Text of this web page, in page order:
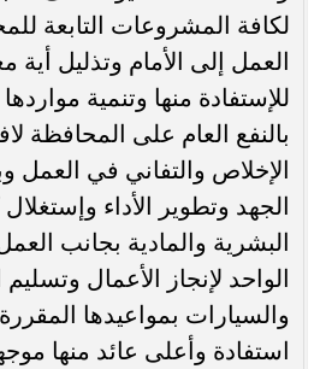
لكافة المشروعات التابعة
العمل إلى الأمام وتذليل أية
للإستفادة منها وتنمية مواردها
بالنفع العام على المحافظة
الإخلاص والتفاني في العمل
الجهد وتطوير الأداء
البشرية والمادية بجانب
الواحد لإنجاز الأعمال
والسيارات بمواعيدها
استفادة وأعلى عائد منها